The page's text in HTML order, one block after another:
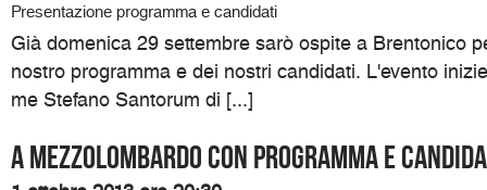
Presentazione programma e candidati
Già domenica 29 settembre sarò ospite a Brentonico
nostro programma e dei nostri candidati. L'evento
me Stefano Santorum di [...]
A Mezzolombardo con programma e